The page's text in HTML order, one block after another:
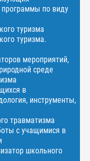
по виду
туризма
туризма.
мероприятий,
среде
в
инструменты,
травматизма
с учащимися в
школьного